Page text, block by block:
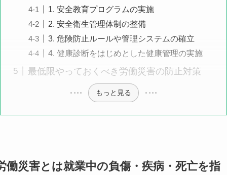
1. 安全教育プログラムの実施
2. 安全衛生管理体制の整備
3. 危険防止ルールや管理システムの確立
4. 健康診断をはじめとした健康管理の実施
最低限やっておくべき労働災害の防止対策
もっと見る
働災害とは就業中の負傷・疾病・死亡を指